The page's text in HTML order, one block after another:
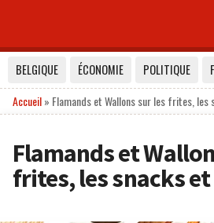
BELGIQUE ÉCONOMIE POLITIQUE
Accueil» Flamands et Wallons sur les frites, les
Flamands et
frites, les snacks et